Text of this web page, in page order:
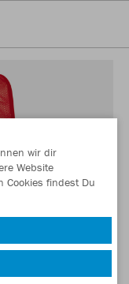
wir dir
Website
Cookies findest Du